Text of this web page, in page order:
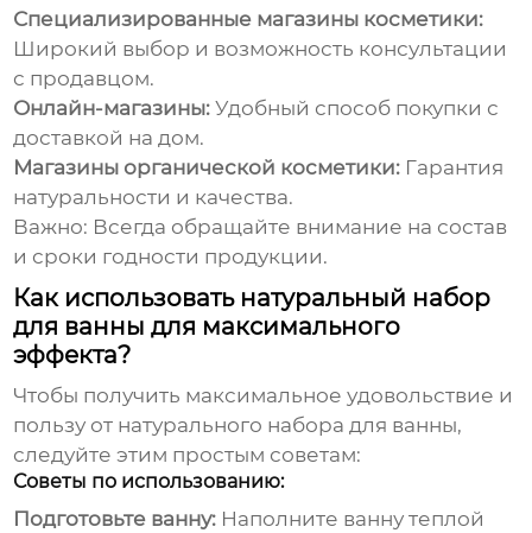
Специализированные магазины косметики:
Широкий выбор и возможность консультации
с продавцом.
Онлайн-магазины: Удобный способ покупки с
доставкой на дом.
Магазины органической косметики: Гарантия
натуральности и качества.
Важно: Всегда обращайте внимание на состав
и сроки годности продукции.
Как использовать натуральный набор
для ванны для максимального
эффекта?
Чтобы получить максимальное удовольствие и
пользу от натурального набора для ванны,
следуйте этим простым советам:
Советы по использованию:
Подготовьте ванну: Наполните ванну теплой